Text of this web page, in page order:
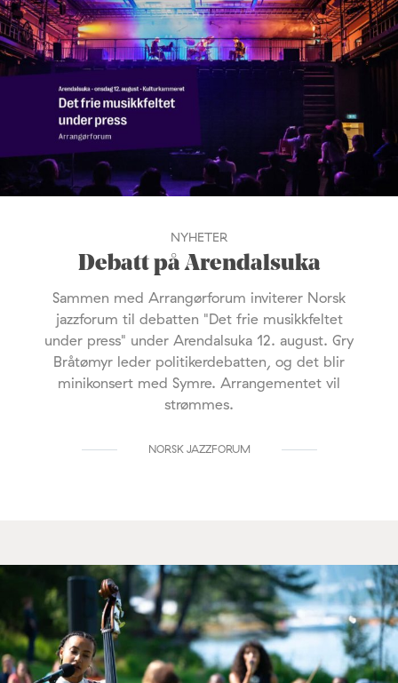
NYHETER
Debatt på Arendalsuka
Sammen med Arrangørforum inviterer Norsk
jazzforum til debatten "Det frie musikkfeltet
under press" under Arendalsuka 12. august. Gry
Bråtømyr leder politikerdebatten, og det blir
minikonsert med Symre. Arrangementet vil
strømmes.
NORSK JAZZFORUM